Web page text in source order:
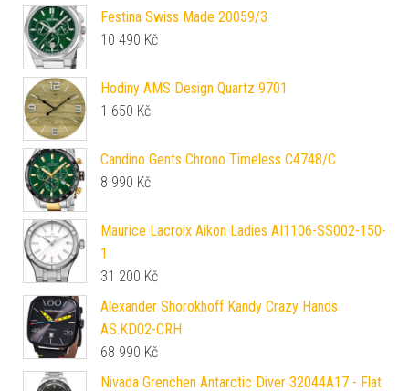
Festina Swiss Made 20059/3
10 490 Kč
Hodiny AMS Design Quartz 9701
1 650 Kč
Candino Gents Chrono Timeless C4748/C
8 990 Kč
Maurice Lacroix Aikon Ladies AI1106-SS002-150-
1
31 200 Kč
Alexander Shorokhoff Kandy Crazy Hands
AS.KD02-CRH
68 990 Kč
Nivada Grenchen Antarctic Diver 32044A17 - Flat